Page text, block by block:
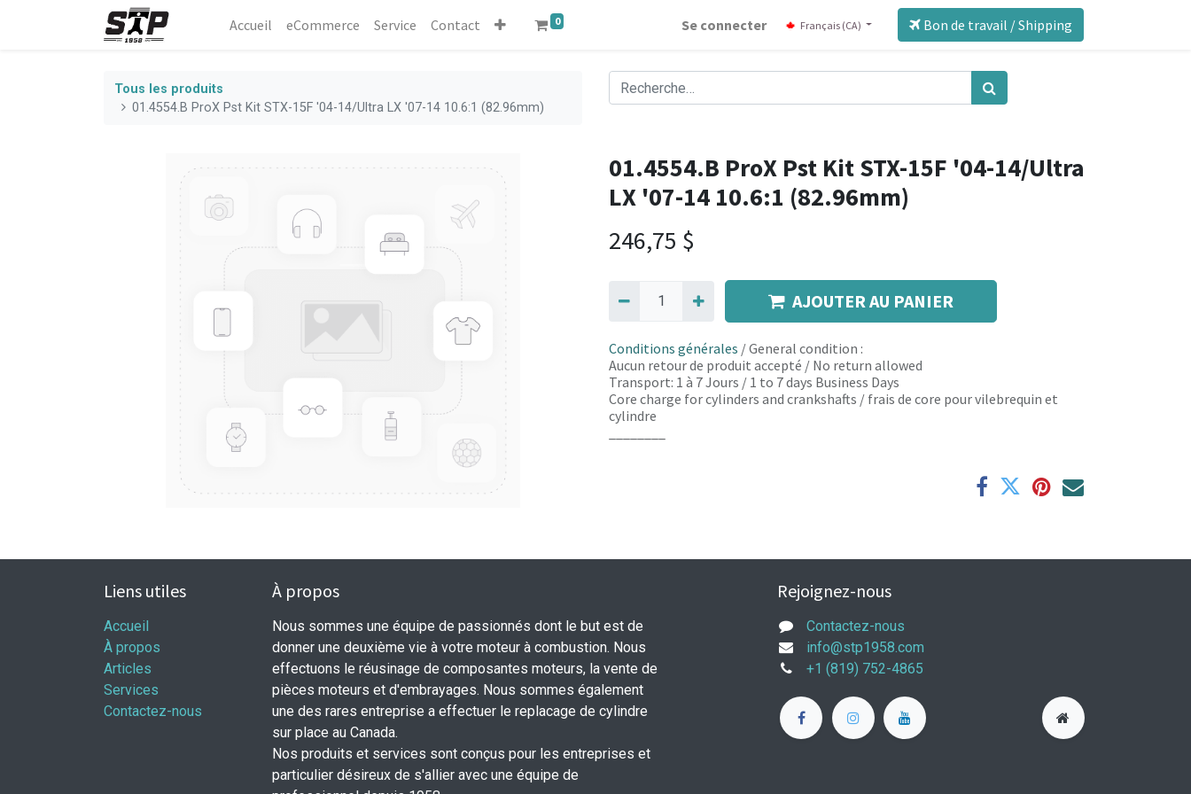
Accueil eCommerce​ Service Contact 0 Se connecter Français (CA) Bon de travail / Shipping
Tous les produits
01.4554.B ProX Pst Kit STX-15F '04-14/Ultra LX '07-14 10.6:1 (82.96mm)
01.4554.B ProX Pst Kit STX-15F '04-14/Ultra
LX '07-14 10.6:1 (82.96mm)
246,75 $
AJOUTER AU PANIER
Conditions générales / General condition :
Aucun retour de produit accepté / No return allowed
Transport: 1 à 7 Jours / 1 to 7 days Business Days
Core charge for cylinders and crankshafts / frais de core pour vilebrequin et
cylindre
Liens utiles
Accueil
À propos
Articles
Services
Contactez-nous
À propos
Nous sommes une équipe de passionnés dont le but est de
donner une deuxième vie à votre moteur à combustion. Nous
effectuons le réusinage de composantes moteurs, la vente de
pièces moteurs et d'embrayages. Nous sommes également
une des rares entreprise a effectuer le replacage de cylindre
sur place au Canada.
Nos produits et services sont conçus pour les entreprises et
particulier désireux de s'allier avec une équipe de
Rejoignez-nous
Contactez-nous
info@stp1958.com
+1 (819) 752-4865